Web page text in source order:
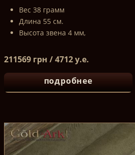
Вес 38 грамм
Длина 55 см.
Высота звена 4 мм,
211569 грн / 4712 у.е.
подробнее